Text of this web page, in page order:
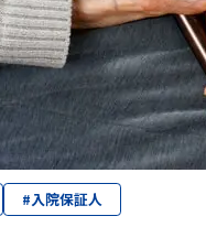
#入院保証人